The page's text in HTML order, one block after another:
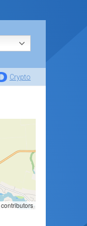
Crypto
contributors